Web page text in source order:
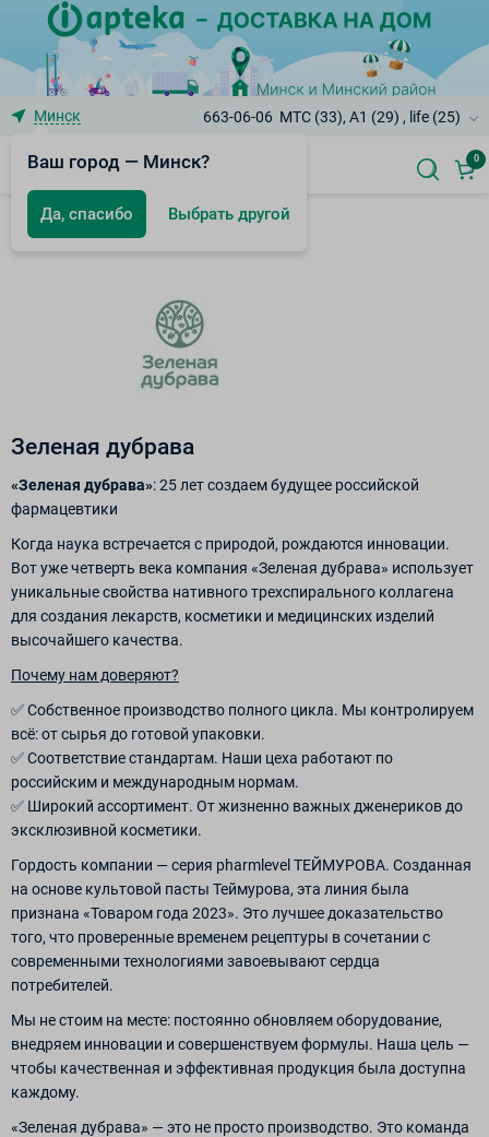
Минск
Ваш город — Минск?
Да, спасибо Выбрать другой
663-06-06 МТС (33), A1 (29) , life (25)
0
Бренды
Зеленая дубрава
«Зеленая дубрава»: 25 лет создаем будущее российской
фармацевтики
Когда наука встречается с природой, рождаются инновации.
Вот уже четверть века компания «Зеленая дубрава» использует
уникальные свойства нативного трехспирального коллагена
для создания лекарств, косметики и медицинских изделий
высочайшего качества.
Почему нам доверяют?
✅ Собственное производство полного цикла. Мы контролируем
всё: от сырья до готовой упаковки.
✅ Соответствие стандартам. Наши цеха работают по
российским и международным нормам.
✅ Широкий ассортимент. От жизненно важных дженериков до
эксклюзивной косметики.
Гордость компании — серия pharmlevel ТЕЙМУРОВА. Созданная
на основе культовой пасты Теймурова, эта линия была
признана «Товаром года 2023». Это лучшее доказательство
того, что проверенные временем рецептуры в сочетании с
современными технологиями завоевывают сердца
потребителей.
Мы не стоим на месте: постоянно обновляем оборудование,
внедряем инновации и совершенствуем формулы. Наша цель —
чтобы качественная и эффективная продукция была доступна
каждому.
«Зеленая дубрава» — это не просто производство. Это команда